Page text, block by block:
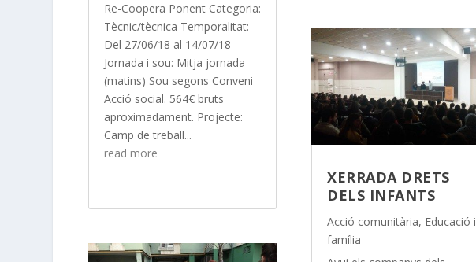
Re-Coopera Ponent Categoria:
Tècnic/tècnica Temporalitat:
Del 27/06/18 al 14/07/18
Jornada i sou: Mitja jornada
(matins) Sou segons Conveni
Acció social. 564€ bruts
aproximadament. Projecte:
Camp de treball...
read more
XERRADA DRETS
DELS INFANTS
Acció comunitària, Educació i
família